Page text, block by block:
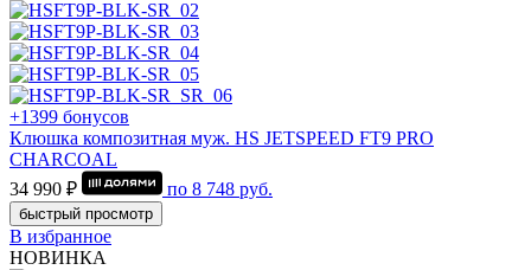
+1399 бонусов
Клюшка композитная муж. HS JETSPEED FT9 PRO
CHARCOAL
34 990 ₽
по 8 748 руб.
быстрый просмотр
В избранное
НОВИНКА